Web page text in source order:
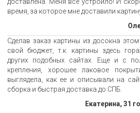
доставлена. Меня все устроило! И
время, за которое мне доставили
Сделав заказ картины из досокна
свой бюджет, т.к. картины здесь
других подобных сайтах. Еще и с
крепления, хорошее лаковое
выглядела, как ее и описывали на
сборка и быстрая доставка до СПБ.
Екатерина, 31